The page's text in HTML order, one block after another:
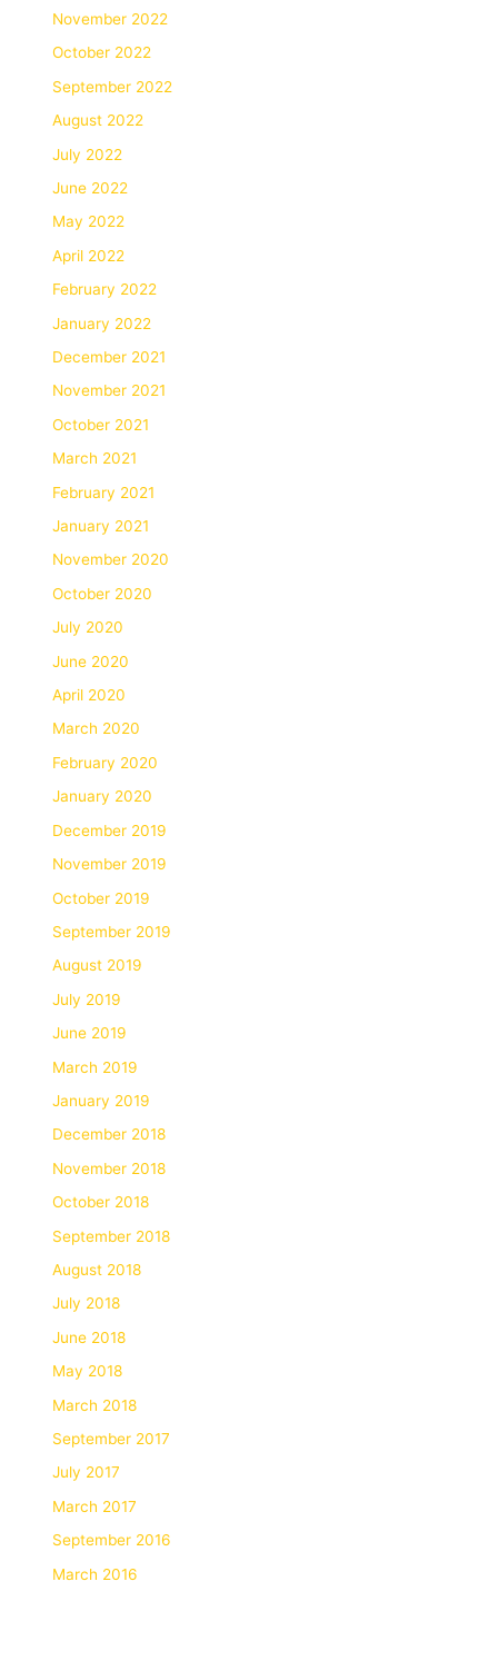
November 2022
October 2022
September 2022
August 2022
July 2022
June 2022
May 2022
April 2022
February 2022
January 2022
December 2021
November 2021
October 2021
March 2021
February 2021
January 2021
November 2020
October 2020
July 2020
June 2020
April 2020
March 2020
February 2020
January 2020
December 2019
November 2019
October 2019
September 2019
August 2019
July 2019
June 2019
March 2019
January 2019
December 2018
November 2018
October 2018
September 2018
August 2018
July 2018
June 2018
May 2018
March 2018
September 2017
July 2017
March 2017
September 2016
March 2016